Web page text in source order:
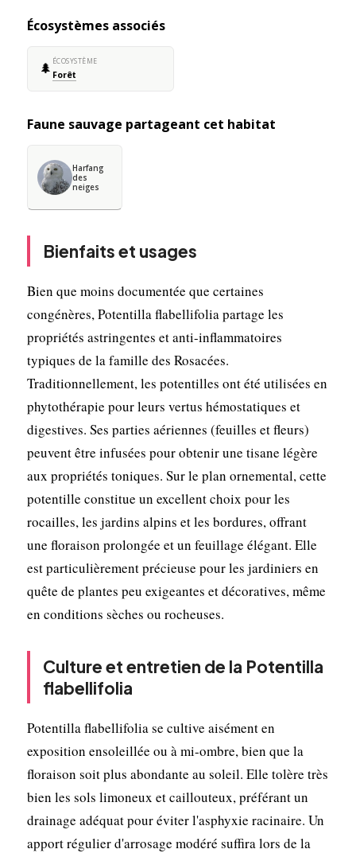
Écosystèmes associés
🌲 ÉCOSYSTÈME
Forêt
Faune sauvage partageant cet habitat
Harfang
des
neiges
Bienfaits et usages
Bien que moins documentée que certaines
congénères, Potentilla flabellifolia partage les
propriétés astringentes et anti-inflammatoires
typiques de la famille des Rosacées.
Traditionnellement, les potentilles ont été utilisées en
phytothérapie pour leurs vertus hémostatiques et
digestives. Ses parties aériennes (feuilles et fleurs)
peuvent être infusées pour obtenir une tisane légère
aux propriétés toniques. Sur le plan ornemental, cette
potentille constitue un excellent choix pour les
rocailles, les jardins alpins et les bordures, offrant
une floraison prolongée et un feuillage élégant. Elle
est particulièrement précieuse pour les jardiniers en
quête de plantes peu exigeantes et décoratives, même
en conditions sèches ou rocheuses.
Culture et entretien de la Potentilla
flabellifolia
Potentilla flabellifolia se cultive aisément en
exposition ensoleillée ou à mi-ombre, bien que la
floraison soit plus abondante au soleil. Elle tolère très
bien les sols limoneux et caillouteux, préférant un
drainage adéquat pour éviter l'asphyxie racinaire. Un
apport régulier d'arrosage modéré suffira lors de la